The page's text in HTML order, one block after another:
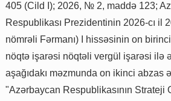
405 (Cild I); 2026, № 2, maddə 123;
Respublikası Prezidentinin 2026-cı il
nömrəli Fərmanı) I hissəsinin on
nöqtə işarəsi nöqtəli vergül işarəsi ilə
aşağıdakı məzmunda on ikinci abzas
"Azərbaycan Respublikasının Strateji